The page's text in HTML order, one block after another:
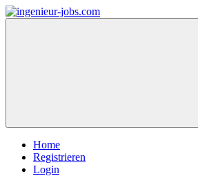
Home
Registrieren
Login